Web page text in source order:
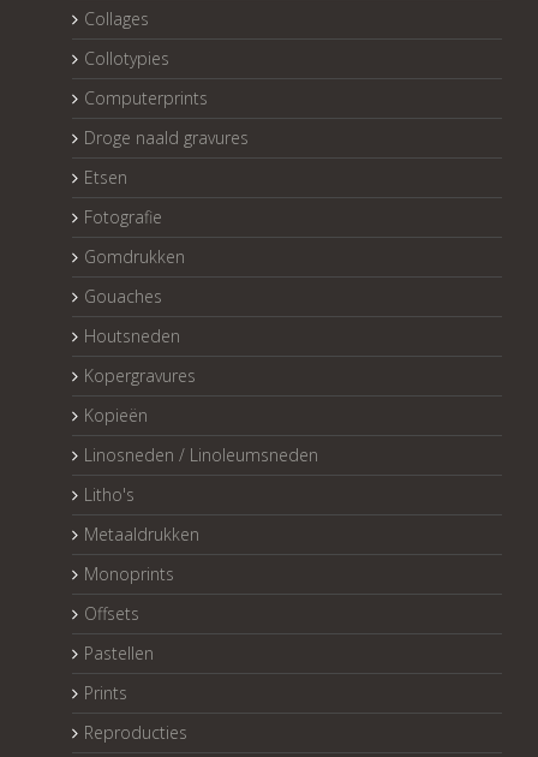
Collages
Collotypies
Computerprints
Droge naald gravures
Etsen
Fotografie
Gomdrukken
Gouaches
Houtsneden
Kopergravures
Kopieën
Linosneden / Linoleumsneden
Litho's
Metaaldrukken
Monoprints
Offsets
Pastellen
Prints
Reproducties